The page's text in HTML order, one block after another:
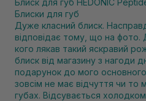
Блиск для губ HEDONIC
Блиски для губ
Дуже класний блиск.
відповідає тому, що на фото.
кого лякав такий яскравий
блиск від магазину з нагоди
подарунок до мого основного
зовсім не має відчуття чи то
губах. Відсувається